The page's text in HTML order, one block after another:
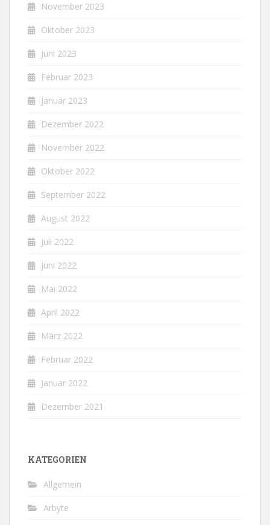
November 2023
Oktober 2023
Juni 2023
Februar 2023
Januar 2023
Dezember 2022
November 2022
Oktober 2022
September 2022
August 2022
Juli 2022
Juni 2022
Mai 2022
April 2022
März 2022
Februar 2022
Januar 2022
Dezember 2021
KATEGORIEN
Allgemein
Arbyte